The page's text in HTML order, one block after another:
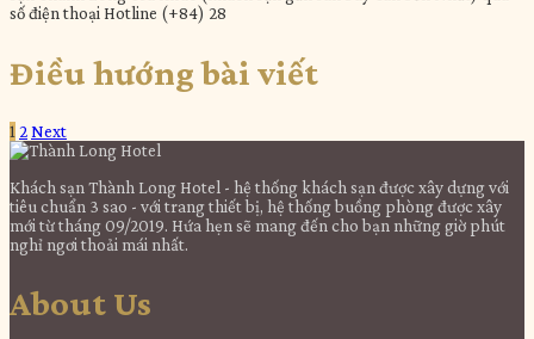
số điện thoại Hotline (+84) 28
Điều hướng bài viết
1 2Next
Khách sạn Thành Long Hotel - hệ thống khách sạn được xây dựng với
tiêu chuẩn 3 sao - với trang thiết bị, hệ thống buồng phòng được xây
mới từ tháng 09/2019. Hứa hẹn sẽ mang đến cho bạn những giờ phút
nghỉ ngơi thoải mái nhất.
About Us